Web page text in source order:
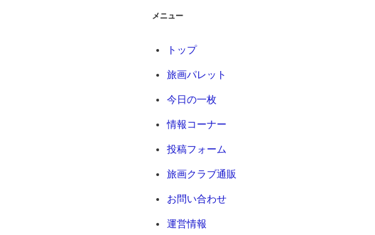
シ
ン
メニュー
トップ
旅画パレット
今日の一枚
情報コーナー
投稿フォーム
旅画クラブ通販
お問い合わせ
運営情報